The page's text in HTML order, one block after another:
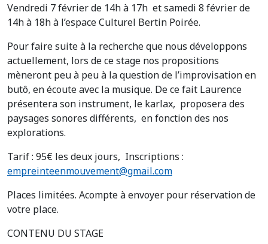
Vendredi 7 février de 14h à 17h et samedi 8 février de
14h à 18h à l’espace Culturel Bertin Poirée.
Pour faire suite à la recherche que nous développons
actuellement, lors de ce stage nos propositions
mèneront peu à peu à la question de l’improvisation en
butô, en écoute avec la musique. De ce fait Laurence
présentera son instrument, le karlax, proposera des
paysages sonores différents, en fonction des nos
explorations.
Tarif : 95€ les deux jours, Inscriptions :
empreinteenmouvement@gmail.com
Places limitées. Acompte à envoyer pour réservation de
votre place.
CONTENU DU STAGE